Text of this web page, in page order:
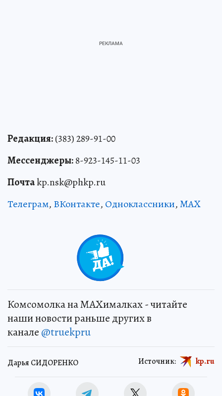
Редакция:(383) 289-91-00
Мессенджеры:8-923-145-11-03
Почтаkp.nsk@phkp.ru
Телеграм, ВКонтакте, Одноклассники,MAX
Комсомолка на MAXималках - читайте
наши новости раньше других в
канале @truekpru
Дарья СИДОРЕНКО Источник: kp.ru